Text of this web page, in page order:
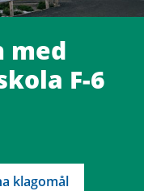
med
F-6
klagomål